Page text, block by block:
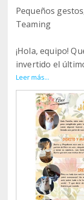
Pequeños
Teaming
¡Hola, equipo!
invertido el
veterinario.
constante para:
Cuidados
familia
- Especialistas:
oftalmológica
- Cirugías: La
- Honrar su
despedida de
Leer más...